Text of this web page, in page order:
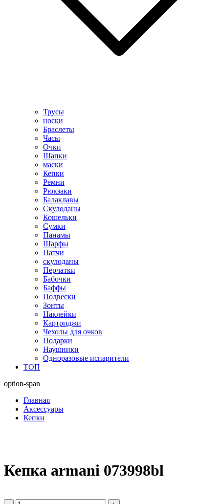
Трусы
носки
Браслеты
Часы
Очки
Шапки
маски
Кепки
Ремни
Рюкзаки
Балаклавы
Скулоданы
Кошельки
Сумки
Панамы
Шарфы
Патчи
скулоданы
Перчатки
Бабочки
Баффы
Подвески
Зонты
Наклейки
Картриджи
Чехолы для очков
Подарки
Наушники
Одноразовые испарители
ТОП
option-span
Главная
Аксессуары
Кепки
Кепка armani 073998bl